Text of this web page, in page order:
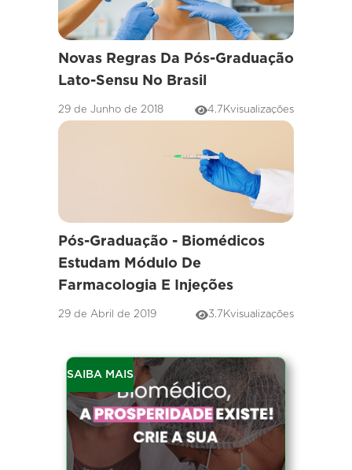
Novas Regras Da Pós-Graduação
Lato-Sensu No Brasil
29 de Junho de 2018 4.7Kvisualizações
Pós-Graduação - Biomédicos
Estudam Módulo De
Farmacologia E Injeções
29 de Abril de 2019 3.7Kvisualizações
SAIBA MAIS